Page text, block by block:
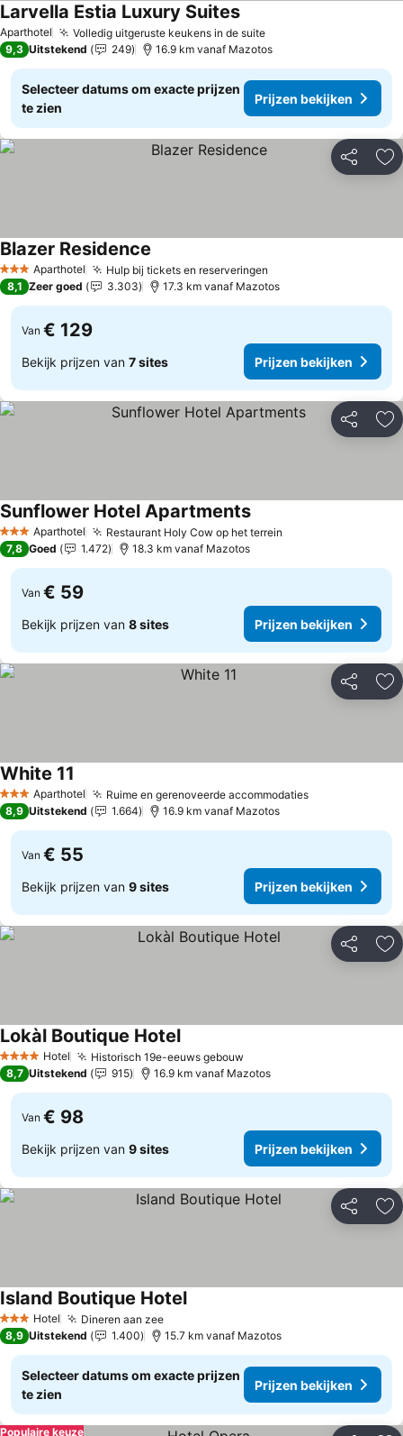
Aparthotel Volledig uitgeruste keukens in de suitePrijzen bekijken
Larvella Estia Luxury SuitesPrijzen bekijken
9,3 Uitstekend 249 16.9 km vanaf Mazotos
Selecteer datums om exacte prijzen
te zien
Prijzen bekijken
Delen
3 SterrenAparthotel Hulp bij tickets en reserveringen
Blazer Residence
8,1 Zeer goed 3.303 17.3 km vanaf Mazotos
Van € 129
Bekijk prijzen van 7 sites Prijzen bekijken
Delen
3 SterrenAparthotel Restaurant Holy Cow op het terrein
Sunflower Hotel ApartmentsPrijzen bekijken
7,8 Goed 1.472 18.3 km vanaf Mazotos
Van € 59
Bekijk prijzen van 8 sites Prijzen bekijken
Delen
3 SterrenAparthotel Ruime en gerenoveerde accommodatiesPrijzen
White 11
8,9 Uitstekend 1.664 16.9 km vanaf Mazotos
Van € 55
Bekijk prijzen van 9 sites Prijzen bekijken
Delen
4 SterrenHotel Historisch 19e-eeuws gebouwPrijzen bekijken
Lokàl Boutique HotelPrijzen bekijken
8,7 Uitstekend 915 16.9 km vanaf Mazotos
Van € 98
Bekijk prijzen van 9 sites Prijzen bekijken
Delen
3 SterrenHotel Dineren aan zeePrijzen bekijken
Island Boutique HotelPrijzen bekijken
8,9 Uitstekend 1.400 15.7 km vanaf Mazotos
Selecteer datums om exacte prijzen
te zien
Prijzen bekijken
Populaire keuze